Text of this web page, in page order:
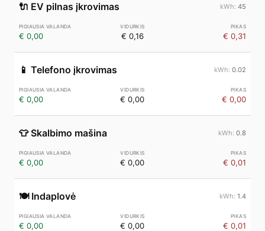
🔌 EV pilnas įkrovimas 45
€ 0,00 € 0,16 € 0,31
📱 Telefono įkrovimas 0.02
€ 0,00 € 0,00 € 0,00
👕 Skalbimo mašina 0.8
€ 0,00 € 0,00 € 0,01
🍽️ Indaplovė 1.4
€ 0,00 € 0,00 € 0,01